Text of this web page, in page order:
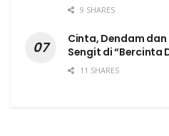
9 SHARES
Cinta, Dendam
Sengit di “Bercinta
11 SHARES